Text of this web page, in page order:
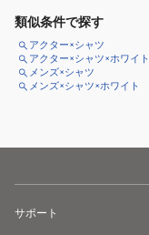
類似条件で探す
アクター×シャツ
アクター×シャツ×ホワイト
メンズ×シャツ
メンズ×シャツ×ホワイト
サポート